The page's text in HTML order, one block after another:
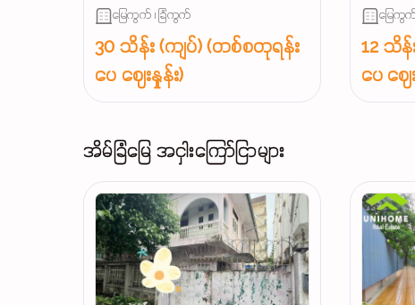
မြေကွက် ၊ ခြံကွက်
30 သိန်း (ကျပ်) (တစ်စတုရန်း
ပေ ဈေးနှုန်း)
မြေကွ
12 သိ
ပေ ဈေ
အိမ်ခြံမြေ အငှါးကြော်ငြာများ